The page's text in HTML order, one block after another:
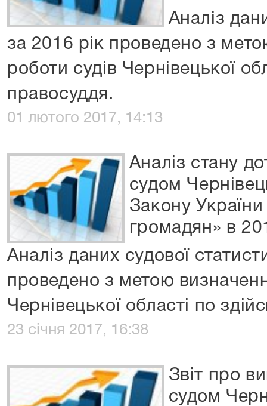
Аналіз
за 2016 рік проведено з
роботи судів Чернівецької
правосуддя.
01 лютого 2017, 14:13
Аналіз стану
судом
Закону
громадян» в
Аналіз даних судової
проведено з метою
Чернівецької області по
23 січня 2017, 16:38
Звіт про
судом